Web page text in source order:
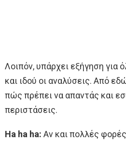
Λοιπόν, υπάρχει εξήγηση για
και ιδού οι αναλύσεις. Από
πώς πρέπει να απαντάς και
περιστάσεις.
Ha ha ha: Αν και πολλές